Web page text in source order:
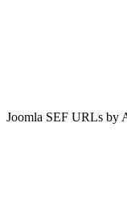
Joomla SEF URLs by